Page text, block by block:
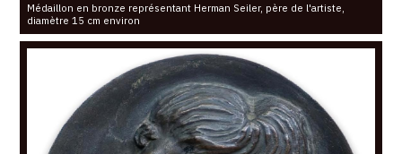
Médaillon en bronze représentant Herman Seiler, père de l'artiste,
diamètre 15 cm environ